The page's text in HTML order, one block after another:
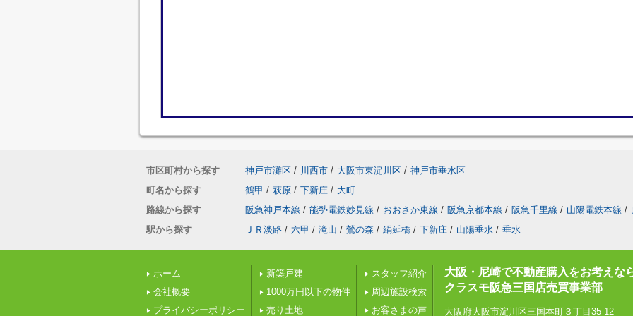
市区町村から探す 神戸市灘区 / 川西市 / 大阪市東淀川区 / 神戸市垂水区
町名から探す
鶴甲 / 萩原 / 下新庄 / 大町
路線から探す
阪急神戸本線 / 能勢電鉄妙見線 / おおさか東線 / 阪急京都本線 / 阪急千里線 / 山陽電鉄本線 /
駅から探す
ＪＲ淡路 / 六甲 / 滝山 / 鶯の森 / 絹延橋 / 下新庄 / 山陽垂水 / 垂水
ホーム
会社概要
プライバシーポリシー
新築戸建
1000万円以下の物件
売り土地
スタッフ紹介
周辺施設検索
お客さまの声
大阪・尼崎で不動産購入をお考えな
クラスモ阪急三国店売買事業部
大阪府大阪市淀川区三国本町３丁目35-12